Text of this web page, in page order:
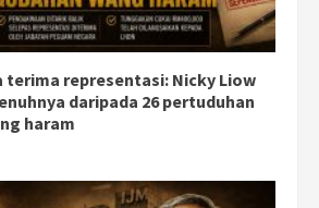
terima representasi: Nicky Liow
daripada 26 pertuduhan
haram